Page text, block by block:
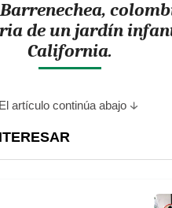
de un jardín
California.
El artículo continúa abajo